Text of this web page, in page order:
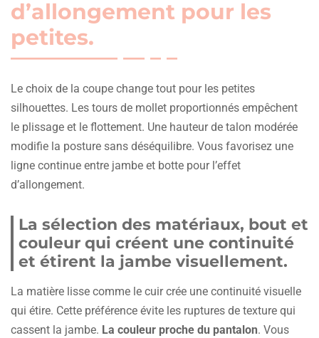
d’allongement pour les
petites.
Le choix de la coupe change tout pour les petites
silhouettes. Les tours de mollet proportionnés empêchent
le plissage et le flottement. Une hauteur de talon modérée
modifie la posture sans déséquilibre. Vous favorisez une
ligne continue entre jambe et botte pour l’effet
d’allongement.
La sélection des matériaux, bout et
couleur qui créent une continuité
et étirent la jambe visuellement.
La matière lisse comme le cuir crée une continuité visuelle
qui étire. Cette préférence évite les ruptures de texture qui
cassent la jambe. La couleur proche du pantalon. Vous